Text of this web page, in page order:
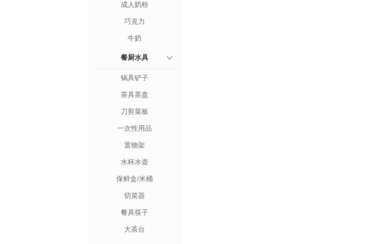
成人奶粉
巧克力
牛奶
餐厨水具
锅具铲子
茶具茶盘
刀剪菜板
一次性用品
置物架
水杯水壶
保鲜盒/米桶
切菜器
餐具筷子
大茶台